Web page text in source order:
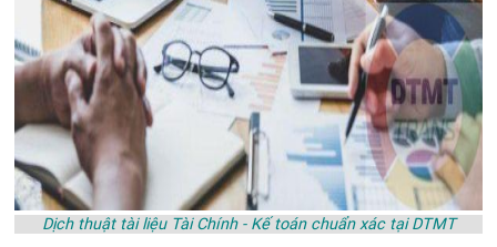
Dịch thuật tài liệu Tài Chính - Kế toán chuẩn xác tại DTMT